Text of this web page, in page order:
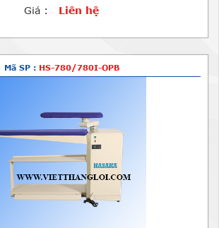
Giá : Liên hệ
Mã SP : HS-780/780I-OPB